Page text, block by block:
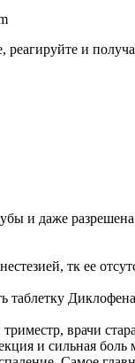
и
и даже
тк ее
таблетку
врачи
и сильная